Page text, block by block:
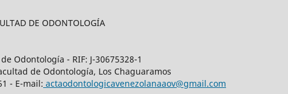
DE ODONTOLOGÍA
Odontología - RIF: J-30675328-1
de Odontología, Los Chaguaramos
- E-mail: actaodontologicavenezolanaaov@gmail.com